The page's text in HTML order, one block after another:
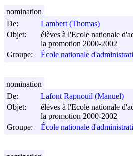
De:
Lambert (Thomas)
Objet:
élèves à l'Ecole nationale
la promotion 2000-2002
Groupe:
École nationale
nomination
De:
Lafont Rapnouil (Manuel)
Objet:
élèves à l'Ecole nationale
la promotion 2000-2002
Groupe:
École nationale
nomination